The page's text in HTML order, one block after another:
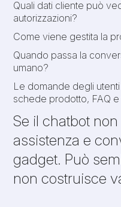
Quali dati cliente può
autorizzazioni?
Come viene gestita la
Quando passa la
umano?
Le domande degli
schede prodotto, FAQ e
Se il chatbot
assistenza e
gadget. Può
non costruisce